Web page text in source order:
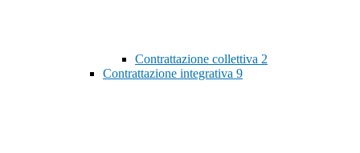
Contrattazione collettiva 2
Contrattazione integrativa 9